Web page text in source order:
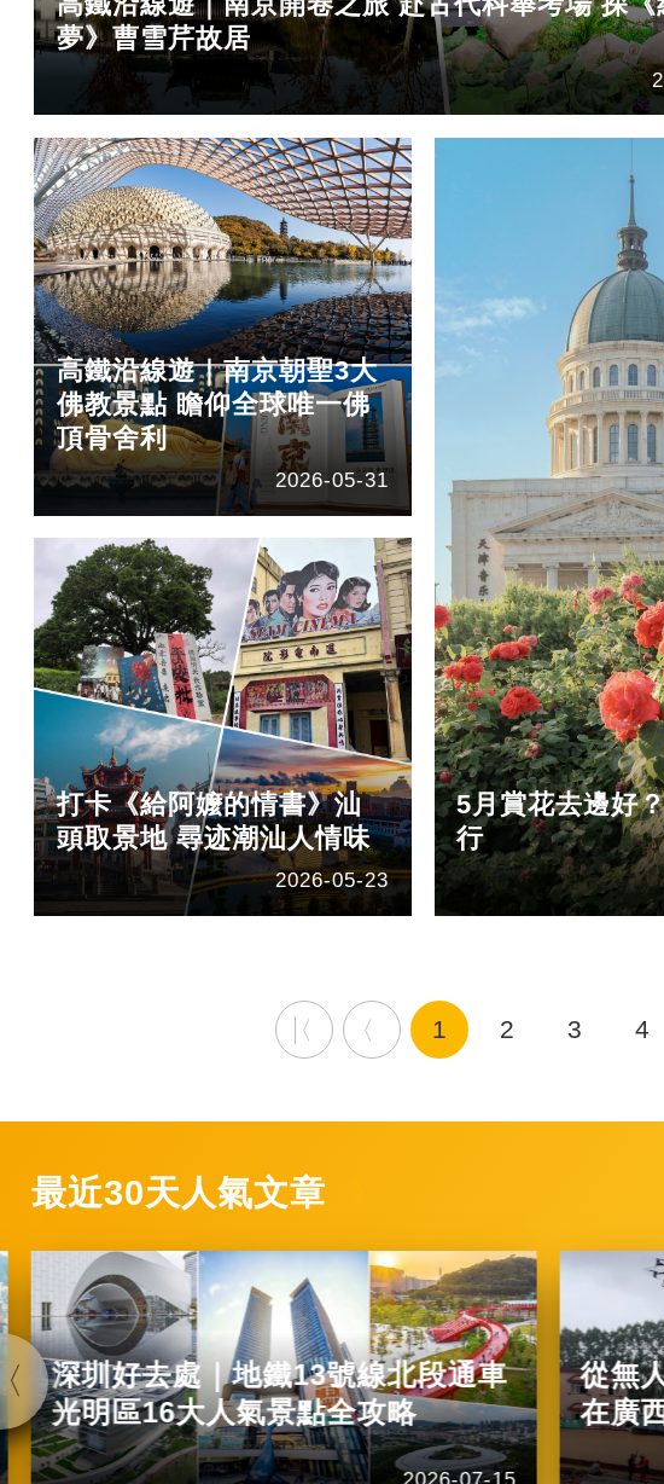
夢》曹雪芹故居
高鐵沿線遊｜南京朝聖3大
佛教景點 瞻仰全球唯一佛
頂骨舍利
2026-05-31
打卡《給阿嬤的情書》汕
頭取景地 尋迹潮汕人情味
2026-05-23
5月賞花去邊好
行
1 2 3 4
最近30天人氣文章
深圳好去處｜地鐵13號線北段通車
光明區16大人氣景點全攻略
從無
在廣